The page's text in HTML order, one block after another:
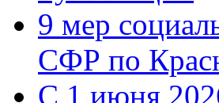
9 мер
СФР по
С 1 июня